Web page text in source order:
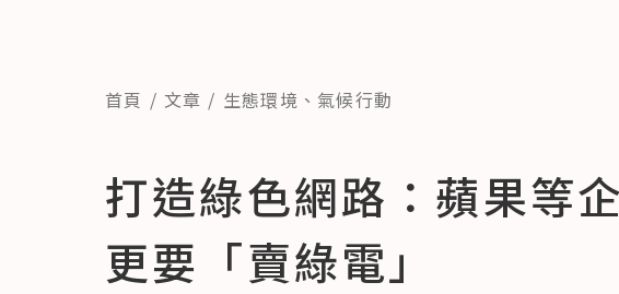
首頁 文章 生態環境 、 氣候行動
打造綠色網路：蘋果等
更要「賣綠電」